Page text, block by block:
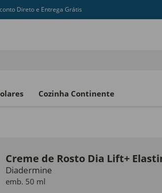
Direto e Entrega Grátis
Cozinha Continente
Creme de Rosto Dia Lift+
Diadermine
emb. 50 ml